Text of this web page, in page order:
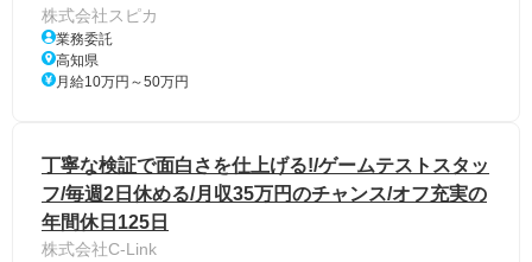
株式会社スピカ
業務委託
高知県
月給10万円～50万円
丁寧な検証で面白さを仕上げる!/ゲームテストスタッ
フ/毎週2日休める/月収35万円のチャンス/オフ充実の
年間休日125日
株式会社C-Link